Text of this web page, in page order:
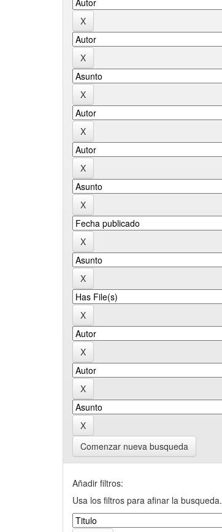
Comenzar nueva busqueda
Añadir filtros:
Usa los filtros para afinar la busqueda.